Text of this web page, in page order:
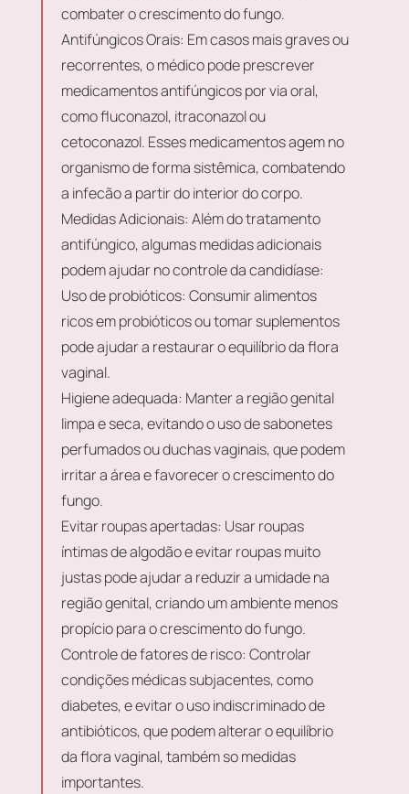
combater o crescimento do fungo.
Antifúngicos Orais: Em casos mais graves ou
recorrentes, o médico pode prescrever
medicamentos antifúngicos por via oral,
como fluconazol, itraconazol ou
cetoconazol. Esses medicamentos agem no
organismo de forma sistêmica, combatendo
a infecão a partir do interior do corpo.
Medidas Adicionais: Além do tratamento
antifúngico, algumas medidas adicionais
podem ajudar no controle da candidíase:
Uso de probióticos: Consumir alimentos
ricos em probióticos ou tomar suplementos
pode ajudar a restaurar o equilíbrio da flora
vaginal.
Higiene adequada: Manter a região genital
limpa e seca, evitando o uso de sabonetes
perfumados ou duchas vaginais, que podem
irritar a área e favorecer o crescimento do
fungo.
Evitar roupas apertadas: Usar roupas
íntimas de algodão e evitar roupas muito
justas pode ajudar a reduzir a umidade na
região genital, criando um ambiente menos
propício para o crescimento do fungo.
Controle de fatores de risco: Controlar
condições médicas subjacentes, como
diabetes, e evitar o uso indiscriminado de
antibióticos, que podem alterar o equilíbrio
da flora vaginal, também so medidas
importantes.